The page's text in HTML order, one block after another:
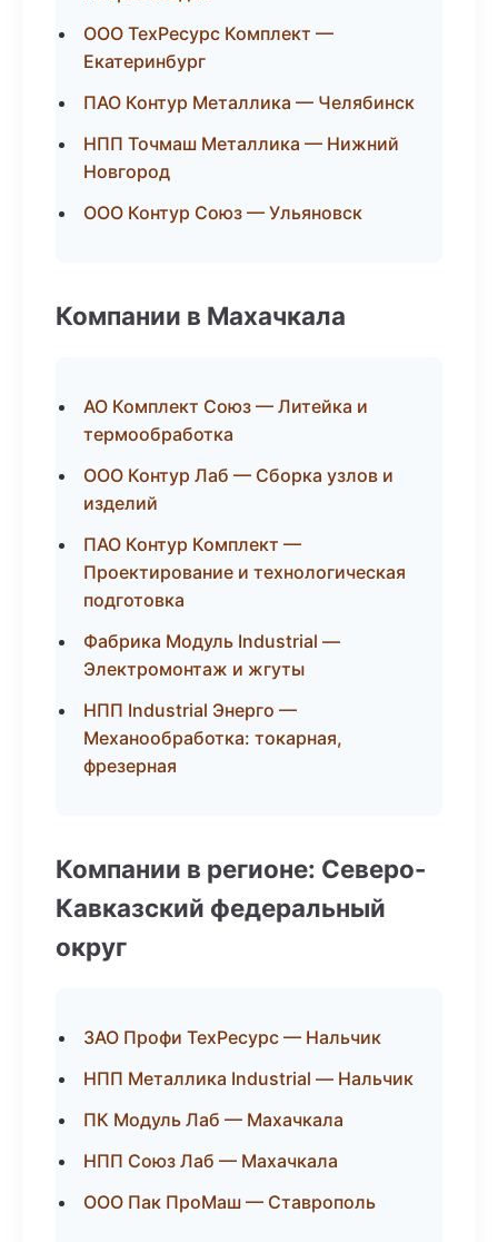
ООО ТехРесурс Комплект —
Екатеринбург
ПАО Контур Металлика — Челябинск
НПП Точмаш Металлика — Нижний
Новгород
ООО Контур Союз — Ульяновск
Компании в Махачкала
АО Комплект Союз — Литейка и
термообработка
ООО Контур Лаб — Сборка узлов и
изделий
ПАО Контур Комплект —
Проектирование и технологическая
подготовка
Фабрика Модуль Industrial —
Электромонтаж и жгуты
НПП Industrial Энерго —
Механообработка: токарная,
фрезерная
Компании в регионе: Северо-
Кавказский федеральный
округ
ЗАО Профи ТехРесурс — Нальчик
НПП Металлика Industrial — Нальчик
ПК Модуль Лаб — Махачкала
НПП Союз Лаб — Махачкала
ООО Пак ПроМаш — Ставрополь